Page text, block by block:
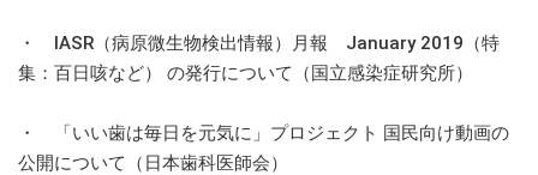
・ IASR（病原微生物検出情報）月報 January 2019（特
集：百日咳など） の発行について（国立感染症研究所）
・ 「いい歯は毎日を元気に」プロジェクト 国民向け動画の
公開について（日本歯科医師会）